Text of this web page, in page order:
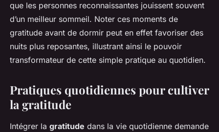
que les personnes reconnaissantes jouissent souvent
d’un meilleur sommeil. Noter ces moments de
gratitude avant de dormir peut en effet favoriser des
nuits plus reposantes, illustrant ainsi le pouvoir
transformateur de cette simple pratique au quotidien.
Pratiques quotidiennes pour cultiver
la gratitude
Intégrer la gratitude dans la vie quotidienne demande